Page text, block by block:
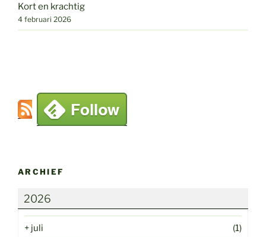
Kort en krachtig
4 februari 2026
ARCHIEF
2026
+ juli (1)